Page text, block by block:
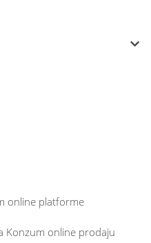
online platforme
Konzum online prodaju